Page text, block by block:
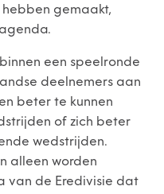
gemaakt,
een speelronde
deelnemers aan
beter te kunnen
of zich beter
wedstrijden.
alleen worden
van de Eredivisie dat